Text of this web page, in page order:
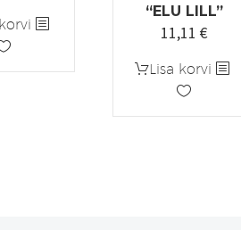
“ELU LILL”
11,11 €
Lisa korvi